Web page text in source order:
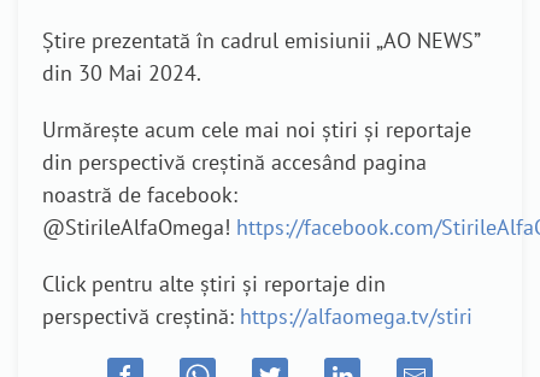
Știre prezentată în cadrul emisiunii „AO NEWS”
din 30 Mai 2024.
Urmărește acum cele mai noi știri și reportaje
din perspectivă creștină accesând pagina
noastră de facebook:
@StirileAlfaOmega! https://facebook.com/
Click pentru alte știri și reportaje din
perspectivă creștină: https://alfaomega.tv/stiri